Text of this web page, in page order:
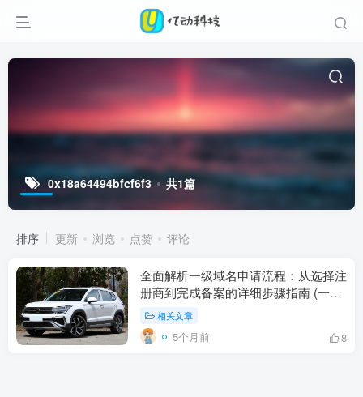
0x18a64494bfcf6f3 共1篇
排序 更新 浏览 点赞 评论
全面解析一级域名申请流程：从选择注
册商到完成备案的详细步骤指南 (一级
相关文章
5个月前 8